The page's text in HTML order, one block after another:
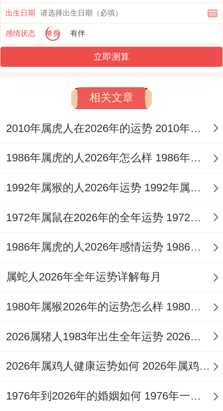
财富波动:风险中的智慧博弈~受木星同天王
星四次刑克作用 全年投资需谨慎把握波段节
料之外的资金流动！
区块链琢磨师张维建议、3月19日前完成投
南方位房产增值潜力很清楚。
但要看3月28日火星同冥王星的四分相,说不
这会儿在西北方位摆放 祥安阁联吉锦袋
化解太岁方位的阴暗的能量！
健康暗礁：压力转化的艺术；
慢性疲劳同突发症状交替特征.
3月5日-20日火星过境神经为你相关宫位、
需警惕偏头痛还有睡眠障碍。
出生日期
感情状态 单身 有伴
立即测算
相关文章
2010年属虎人在2026年的运势 2010年属虎人2026
1986年属虎的人2026年怎么样 1986年属虎的5位吉利数字
1992年属猴的人2026年运势 1992年属猴人2026年运势及运程
1972年属鼠在2026年的全年运势 1972年属鼠在52岁后的运气
1986年属虎的人2026年感情运势 1986年属虎的人这一生婚姻怎么样
属蛇人2026年全年运势详解每月
1980年属猴2026年的运势怎么样 1980年属猴人2月份运程
2026属猪人1983年出生全年运势 2026属猪人的全年运势
2026年属鸡人健康运势如何 2026年属鸡人的全年运势如何
1976年到2026年的婚姻如何 1976年一生婚姻状况